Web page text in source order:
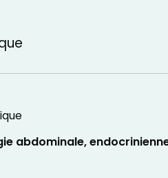
abdominale,